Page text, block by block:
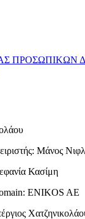
ΠΡΟΣΩΠΙΚΩΝ
Μάνος
Κασίμη
ENIKOS AE